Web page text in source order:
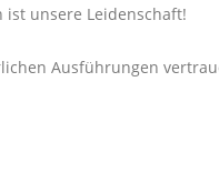
unsere Leidenschaft!
Ausführungen